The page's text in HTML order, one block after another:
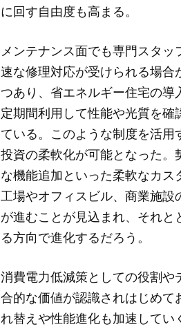
に回す自由度も高まる。
メンテナンス面でも専門スタ
速な修理対応が受けられる場
つあり、省エネルギー住宅の
定期間利用して性能や光質を
ている。このような制度を活
投資の柔軟化が可能となった
な機能追加といった柔軟なカ
工場やオフィスビル、商業施
が進むことが見込まれ、それ
る方向で進化するだろう。
消費電力低減策としての役割
合的な価値が認識されはじめて
れ替えや性能進化も加速して